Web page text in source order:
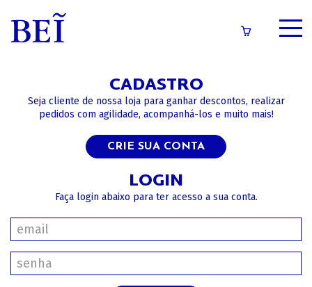
CATÁLOGO
CADASTRO
Seja cliente de nossa loja para ganhar descontos, realizar
pedidos com agilidade, acompanhá-los e muito mais!
CRIE SUA CONTA
LOGIN
Faça login abaixo para ter acesso a sua conta.